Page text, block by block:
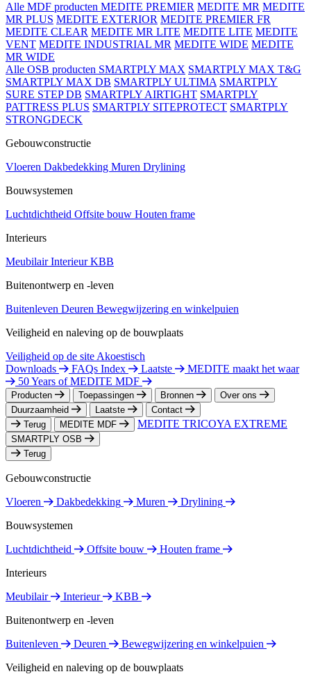
Alle MDF producten MEDITE PREMIER MEDITE MR MEDITE
MR PLUS MEDITE EXTERIOR MEDITE PREMIER FR
MEDITE CLEAR MEDITE MR LITE MEDITE LITE MEDITE
VENT MEDITE INDUSTRIAL MR MEDITE WIDE MEDITE
MR WIDE
Alle OSB producten SMARTPLY MAX SMARTPLY MAX T&G
SMARTPLY MAX DB SMARTPLY ULTIMA SMARTPLY
SURE STEP DB SMARTPLY AIRTIGHT SMARTPLY
PATTRESS PLUS SMARTPLY SITEPROTECT SMARTPLY
STRONGDECK
Gebouwconstructie
Vloeren Dakbedekking Muren Drylining
Bouwsystemen
Luchtdichtheid Offsite bouw Houten frame
Interieurs
MeubilairInterieurKBB
Buitenontwerp en -leven
Buitenleven Deuren Bewegwijzering en winkelpuien
Veiligheid en naleving op de bouwplaats
Veiligheid op de site Akoestisch
Downloads
FAQs Index Laatste
MEDITE maakt het waar
50 Years of MEDITE MDF
Producten Toepassingen Bronnen
Over ons
Duurzaamheid
Laatste
Contact
Terug
MEDITE MDF MEDITE TRICOYA EXTREME
SMARTPLY OSB
Terug
Gebouwconstructie
Vloeren
Dakbedekking Muren
Drylining
Bouwsystemen
Luchtdichtheid
Offsite bouw
Houten frame
Interieurs
Meubilair
Interieur
KBB
Buitenontwerp en -leven
Buitenleven
Deuren
Bewegwijzering en winkelpuien
Veiligheid en naleving op de bouwplaats